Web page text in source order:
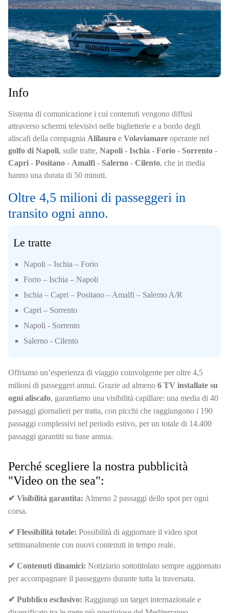
Info
Sistema di comunicazione i cui contenuti vengono diffusi
attraverso schermi televisivi nelle biglietterie e a bordo degli
aliscafi della compagnia Alilauro e Volaviamare operante nel
golfo di Napoli, sulle tratte, Napoli - Ischia - Forio - Sorrento -
Capri - Positano - Amalfi - Salerno - Cilento, che in media
hanno una durata di 50 minuti.
Oltre 4,5 milioni di passeggeri in
transito ogni anno.
Le tratte
Napoli – Ischia – Forio
Forio – Ischia – Napoli
Ischia – Capri – Positano – Amalfi – Salerno A/R
Capri – Sorrento
Napoli - Sorrento
Salerno - Cilento
Offriamo un’esperienza di viaggio coinvolgente per oltre 4,5
milioni di passeggeri annui. Grazie ad almeno 6 TV installate su
ogni aliscafo, garantiamo una visibilità capillare: una media di 40
passaggi giornalieri per tratta, con picchi che raggiungono i 190
passaggi complessivi nel periodo estivo, per un totale di 14.400
passaggi garantiti su base annua.
Perché scegliere la nostra pubblicità
"Video on the sea":
✔ Visibilità garantita: Almeno 2 passaggi dello spot per ogni
corsa.
✔ Flessibilità totale: Possibilità di aggiornare il video spot
settimanalmente con nuovi contenuti in tempo reale.
✔ Contenuti dinamici: Notiziario sottotitolato sempre aggiornato
per accompagnare il passeggero durante tutta la traversata.
✔ Pubblico esclusivo: Raggiungi un target internazionale e